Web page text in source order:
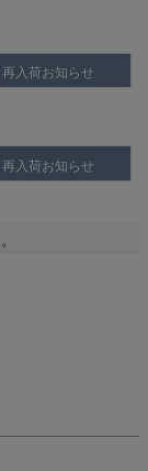
再入荷お知らせ
再入荷お知らせ